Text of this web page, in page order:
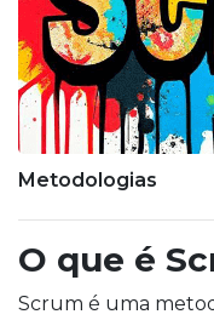
Metodologias
O que é
Scrum é uma